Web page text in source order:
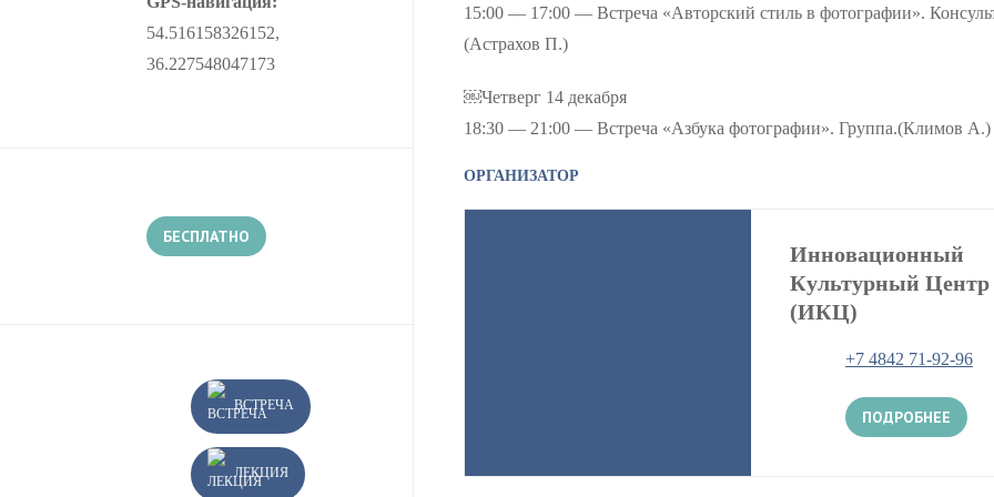
54.516158326152,
36.227548047173
БЕСПЛАТНО
ВСТРЕЧА
ЛЕКЦИЯ
15:00 — 17:00 — Встреча «Авторский стиль в фотографии».
(Астрахов П.)
￼Четверг 14 декабря
18:30 — 21:00 — Встреча «Азбука фотографии». Группа.(Климов А.)
ОРГАНИЗАТОР
Инновационный
Культурный Центр
(ИКЦ)
+7 4842 71‑92-96
ПОДРОБНЕЕ